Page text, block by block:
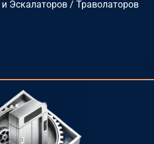
Эскалаторов / Траволаторов